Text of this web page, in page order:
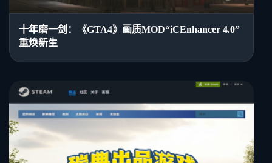
十年磨一剑：《GTA4》画质MOD“iCEnhancer 4.0”
重焕新生